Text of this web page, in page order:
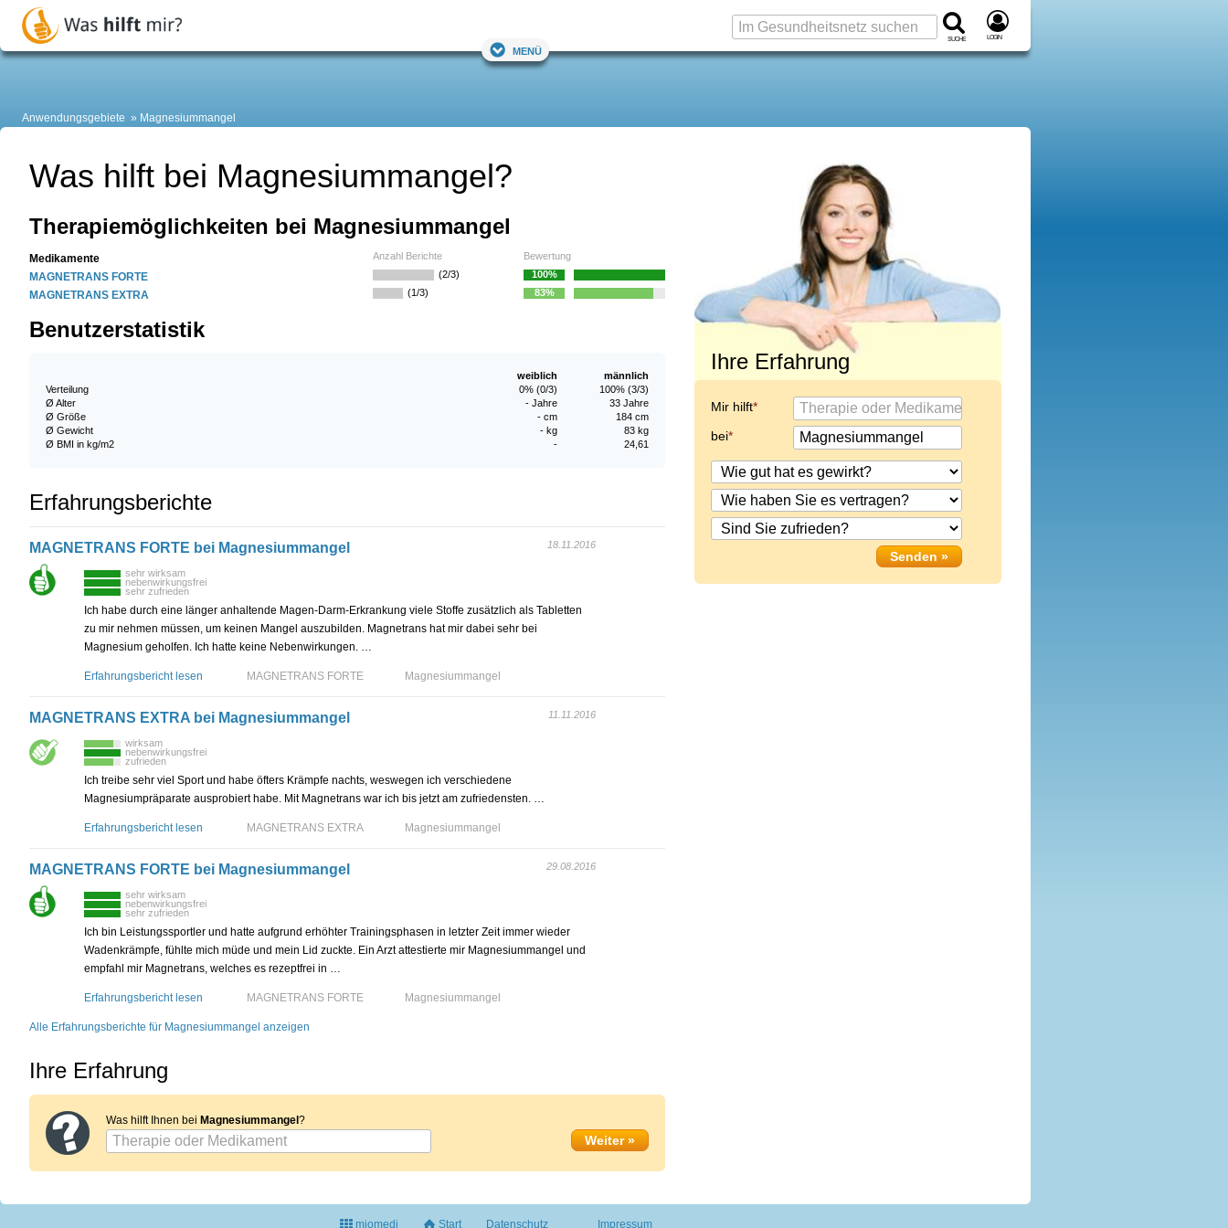
Suche Login
Menü
Anwendungsgebiete Magnesiummangel
Was hilft bei Magnesiummangel?
Therapiemöglichkeiten bei Magnesiummangel
Medikamente Anzahl Berichte Bewertung
MAGNETRANS FORTE (2/3) 100%
MAGNETRANS EXTRA (1/3) 83%
Benutzerstatistik
männlich
weiblich
Verteilung
100% (3/3)
0% (0/3)
Ø Alter
33 Jahre
- Jahre
Ø Größe
184 cm
- cm
Ø Gewicht
83 kg
- kg
Ø BMI in kg/m2
24,61
-
Erfahrungsberichte
MAGNETRANS FORTE bei Magnesiummangel 18.11.2016
sehr wirksam
nebenwirkungsfrei
sehr zufrieden
Ich habe durch eine länger anhaltende Magen-Darm-Erkrankung viele Stoffe zusätzlich als Tabletten
zu mir nehmen müssen, um keinen Mangel auszubilden. Magnetrans hat mir dabei sehr bei
Magnesium geholfen. Ich hatte keine Nebenwirkungen. …
Erfahrungsbericht lesen MAGNETRANS FORTE Magnesiummangel
MAGNETRANS EXTRA bei Magnesiummangel 11.11.2016
wirksam
nebenwirkungsfrei
zufrieden
Ich treibe sehr viel Sport und habe öfters Krämpfe nachts, weswegen ich verschiedene
Magnesiumpräparate ausprobiert habe. Mit Magnetrans war ich bis jetzt am zufriedensten. …
Erfahrungsbericht lesen MAGNETRANS EXTRA Magnesiummangel
MAGNETRANS FORTE bei Magnesiummangel 29.08.2016
sehr wirksam
nebenwirkungsfrei
sehr zufrieden
Ich bin Leistungssportler und hatte aufgrund erhöhter Trainingsphasen in letzter Zeit immer wieder
Wadenkrämpfe, fühlte mich müde und mein Lid zuckte. Ein Arzt attestierte mir Magnesiummangel und
empfahl mir Magnetrans, welches es rezeptfrei in …
Erfahrungsbericht lesen MAGNETRANS FORTE Magnesiummangel
Alle Erfahrungsberichte für Magnesiummangel anzeigen
Ihre Erfahrung
Was hilft Ihnen bei Magnesiummangel ?
Ihre Erfahrung
Mir hilft
bei
miomedi Start Datenschutz Impressum